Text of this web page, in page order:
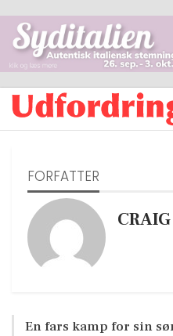
FORFATTER
En fars kamp for sin